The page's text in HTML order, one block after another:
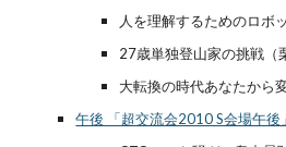
人を理解するためのロボ
27歳単独登山家の挑戦（
大転換の時代あなたから
午後 「超交流会2010 S会場午後」